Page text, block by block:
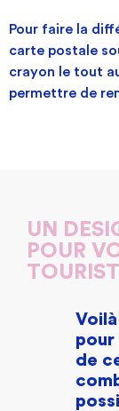
Pour faire la
carte postale
crayon le tout
permettre de
UN
POUR
pour
de